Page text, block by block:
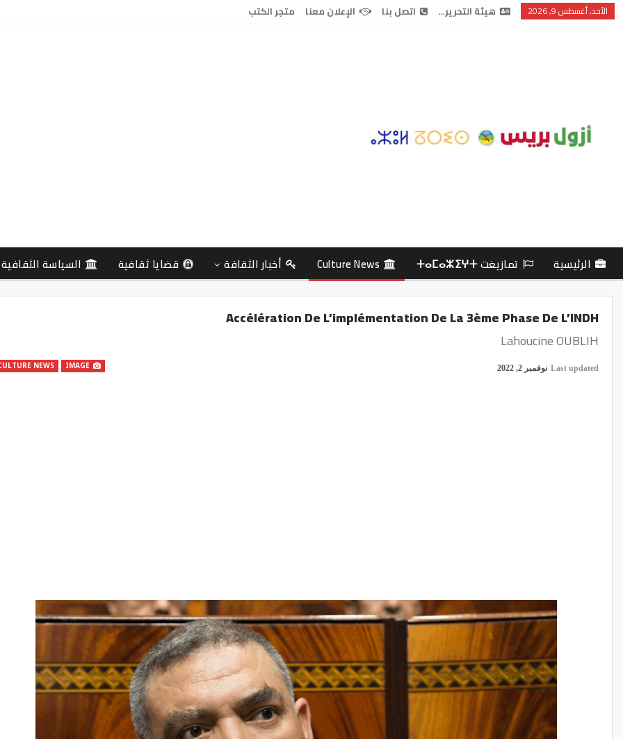
الأحد, أغسطس 9, 2026 هيئة التحرير… اتصل بنا الإعلان معنا متجر الكتب
الرئيسية تمازيغت ⵜⴰⵎⴰⵣⵉⵖⵜ Culture News أخبار الثقافة قضايا ثقافية السياسة الثقافية
Accélération De L’implémentation De La 3ème Phase De L’INDH
Lahoucine OUBLIH
NEWS Last updated نوفمبر 2, 2022